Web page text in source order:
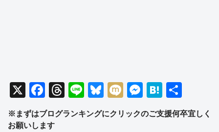
X
F
a
c
T
hr
e
Li
n
e
Bl
e
M
ixi
M
ss
H
at
e
有
※まずはブログランキングにクリックのご支援何卒宜しく
お願いします